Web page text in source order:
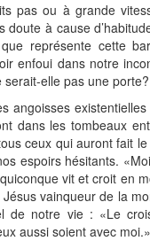
pas ou à grande
à cause
représente cette
enfoui dans notre
elle pas une
angoisses
dans les tombeaux
ceux qui auront fait
espoirs hésitants.
vit et croit en
vainqueur de la
de notre vie : «Le
aussi soient avec